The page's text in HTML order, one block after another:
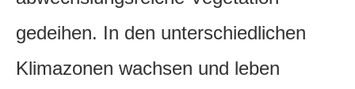
gedeihen. In den unterschiedlichen
Klimazonen wachsen und leben